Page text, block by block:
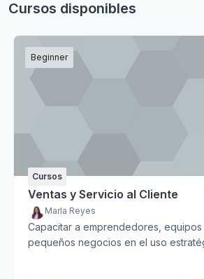
Cursos disponibles
Beginner
Cursos
Ventas y Servicio al Cliente
Marla Reyes
Capacitar a emprendedores,
pequeños negocios en el uso